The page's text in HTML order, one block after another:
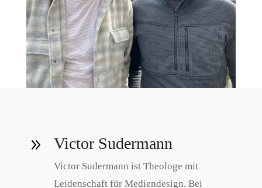
9 Victor Sudermann
Victor Sudermann ist Theologe mit
Leidenschaft für Mediendesign. Bei